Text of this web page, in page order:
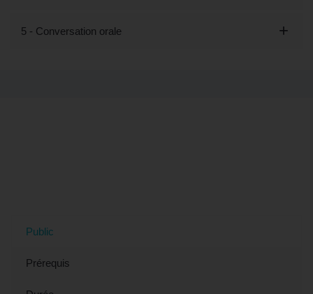
5 - Conversation orale
Public
Prérequis